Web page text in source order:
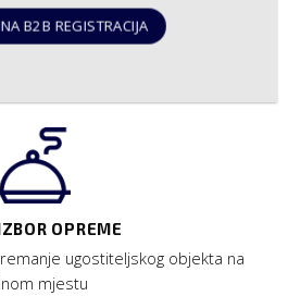
B2B REGISTRACIJA
OPREME
ugostiteljskog objekta na
mjestu